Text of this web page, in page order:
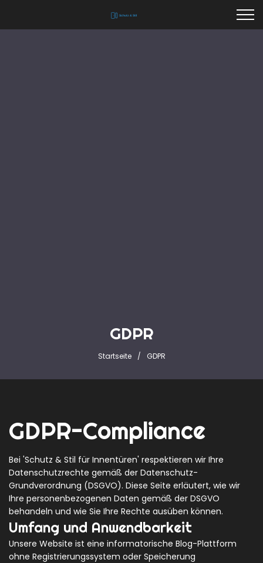
GDPR
Startseite GDPR
GDPR-Compliance
Bei 'Schutz & Stil für Innentüren' respektieren wir Ihre
Datenschutzrechte gemäß der Datenschutz-
Grundverordnung (DSGVO). Diese Seite erläutert, wie wir
Ihre personenbezogenen Daten gemäß der DSGVO
behandeln und wie Sie Ihre Rechte ausüben können.
Umfang und Anwendbarkeit
Unsere Website ist eine informatorische Blog-Plattform
ohne Registrierungssystem oder Speicherung